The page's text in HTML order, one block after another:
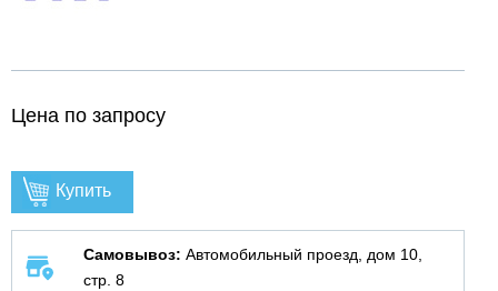
Цена по запросу
Купить
Самовывоз: Автомобильный проезд, дом 10,
стр. 8